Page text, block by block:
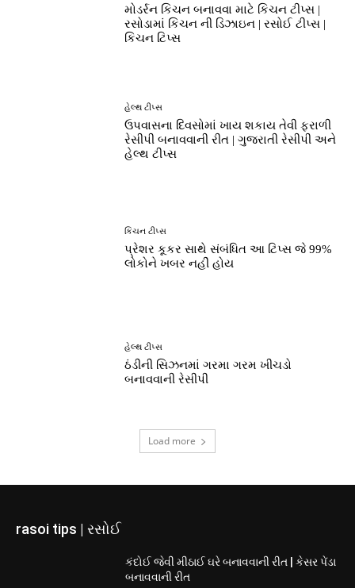
મોડર્રન કિચન બનાવવા માટે કિચન ટીપ્સ |
રસોડામાં કિચન ની ડિઝાઇન | રસોઈ ટીપ્સ |
કિચન ટિપ્સ
હેલ્થ ટીપ્સ
ઉપવાસના દિવસોમાં ખાય શકાય તેવી ફરાળી
રેસીપી બનાવવાની રીત | ગુજરાતી રેસીપી અને
હેલ્થ ટીપ્સ
કિચન ટીપ્સ
પ્રેશર કૂકર સાથે સંબંધિત આ ટિપ્સ જે 99%
લોકોને ખબર નહીં હોય
હેલ્થ ટીપ્સ
ઠંડીની સિઝનમાં ગરમા ગરમ ખીચડો
બનાવવાની રેસીપી
Load more
rasoi tips | રસોઈ
કંદોઈ જેવી મીઠાઈ ઘરે બનાવવાની રીત | કેસર પેંડા
બનાવવાની રીત